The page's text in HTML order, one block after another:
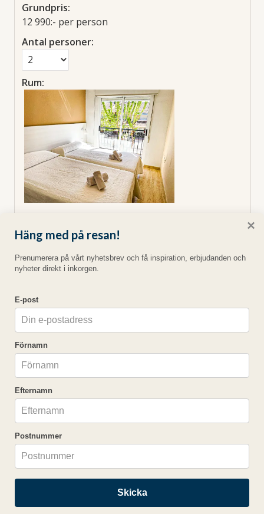
Grundpris:
12 990:- per person
Antal personer:
Rum:
sovrumINKLUDERAT I RESAN
Läs mer »
Visa fler kombinationer av rum »
Viktig information
OBS! Ange hyrbilsföraren som Resenär 1 i steg 3
Ändring medför kostnad.
×
Häng med på resan!
Prenumerera på vårt nyhetsbrev och få inspiration, erbjudanden och
nyheter direkt i inkorgen.
E-post
Förnamn
Efternamn
Postnummer
Skicka